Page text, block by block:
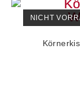
NICHT